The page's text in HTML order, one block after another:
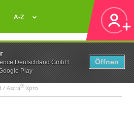
Deutschland GmbH
Play
Öffnen
A-Z
/ Ascra® Xpro